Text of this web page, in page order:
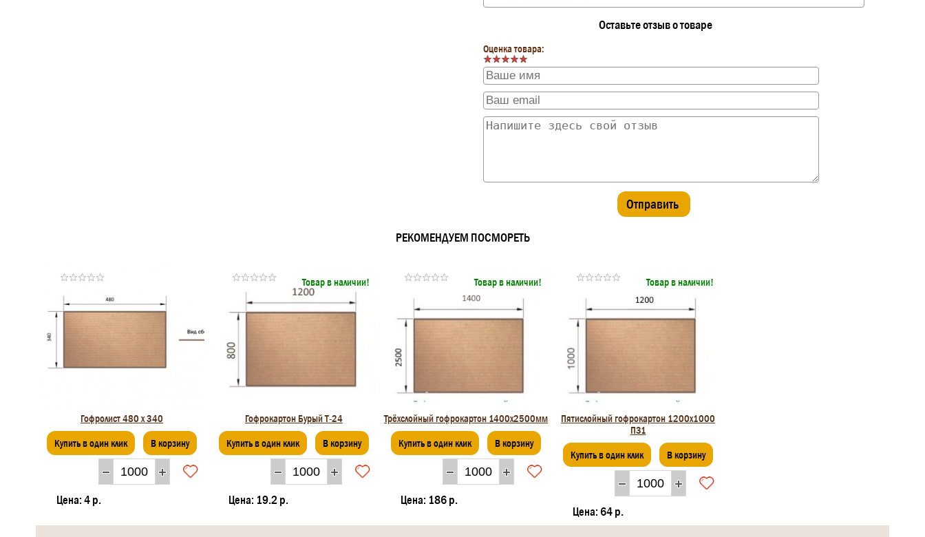
Оставьте отзыв о товаре
Оценка товара:
Отправить
РЕКОМЕНДУЕМ ПОСМОРЕТЬ
Гофролист 480 х 340
Купить в один клик В корзину
Цена: 4 р.
Товар в наличии!
Гофрокартон Бурый Т-24
Купить в один клик В корзину
Цена: 19.2 р.
Товар в наличии!
Трёхслойный гофрокартон 1400х2500мм
Купить в один клик В корзину
Цена: 186 р.
Товар в наличии!
Пятислойный гофрокартон 1200x1000
П31
Купить в один клик В корзину
Цена: 64 р.